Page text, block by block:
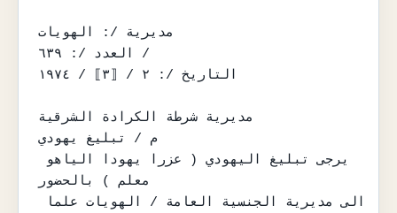
مديرية /: الهويات
العدد /: ٦٣٩ /
التاريخ /: ٢ / ⟦٣⟧ / ١٩٧٤
مديرية شرطة الكرادة الشرقية
م / تبليغ يهودي
معلم ) بالحضور